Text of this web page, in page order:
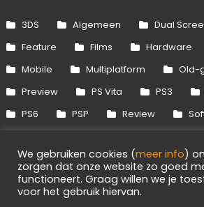
3DS Algemeen Dual
Feature
Films Hardware
Mobile
Multiplatform Old-
Preview
PS Vita PS3
PS6
PSP Review
Xbox 360
Xbox One Xbox
We gebruiken cookies (meer info)
zorgen dat onze website zo goed
functioneert. Graag willen we je
voor het gebruik hiervan.